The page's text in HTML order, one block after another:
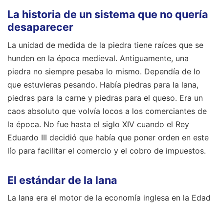
La historia de un sistema que no quería
desaparecer
La unidad de medida de la piedra tiene raíces que se
hunden en la época medieval. Antiguamente, una
piedra no siempre pesaba lo mismo. Dependía de lo
que estuvieras pesando. Había piedras para la lana,
piedras para la carne y piedras para el queso. Era un
caos absoluto que volvía locos a los comerciantes de
la época. No fue hasta el siglo XIV cuando el Rey
Eduardo III decidió que había que poner orden en este
lío para facilitar el comercio y el cobro de impuestos.
El estándar de la lana
La lana era el motor de la economía inglesa en la Edad